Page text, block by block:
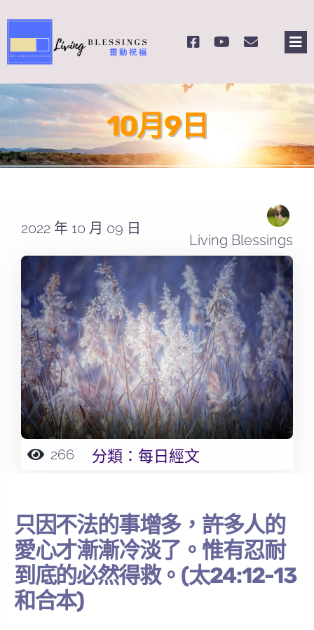
to
content
關於我們
奉獻支持
Search
10月9日
2022 年 10 月 09 日
Living Blessings
266 分類： 每日經文
只因不法的事增多，許多人的
愛心才漸漸冷淡了。惟有忍耐
到底的必然得救。(太24:12-13
和合本)